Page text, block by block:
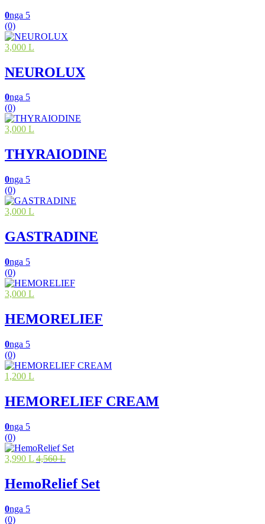
0nga 5
(0)
3,000 L
NEUROLUX
0nga 5
(0)
3,000 L
THYRAIODINE
0nga 5
(0)
3,000 L
GASTRADINE
0nga 5
(0)
3,000 L
HEMORELIEF
0nga 5
(0)
1,200 L
HEMORELIEF CREAM
0nga 5
(0)
3,990 L 4,560 L
HemoRelief Set
0nga 5
(0)